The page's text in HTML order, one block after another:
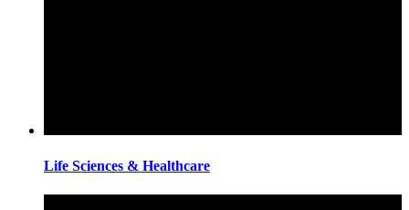
Life Sciences & Healthcare